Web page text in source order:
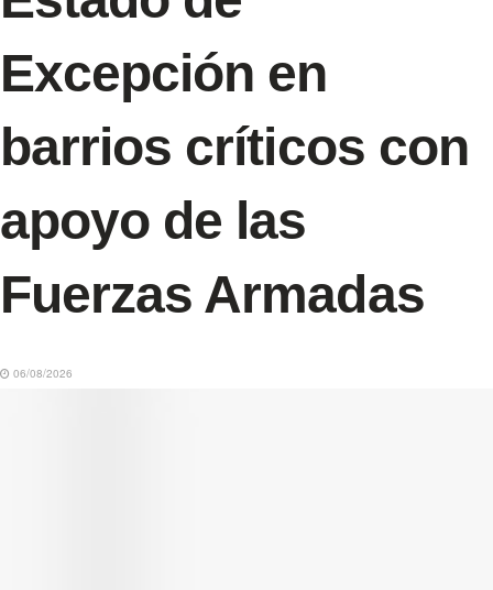
Excepción en
barrios críticos con
apoyo de las
Fuerzas Armadas
06/08/2026